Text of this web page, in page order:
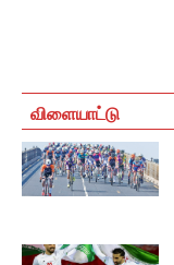
விளையாட்டு